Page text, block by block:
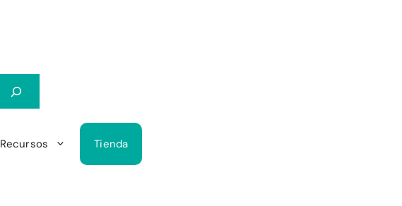
Recursos Tienda